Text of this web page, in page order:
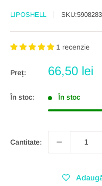
LIPOSHELL SKU:
1 recenzie
Preț:
Preț
66,50 lei
În stoc: În stoc
Cantitate: